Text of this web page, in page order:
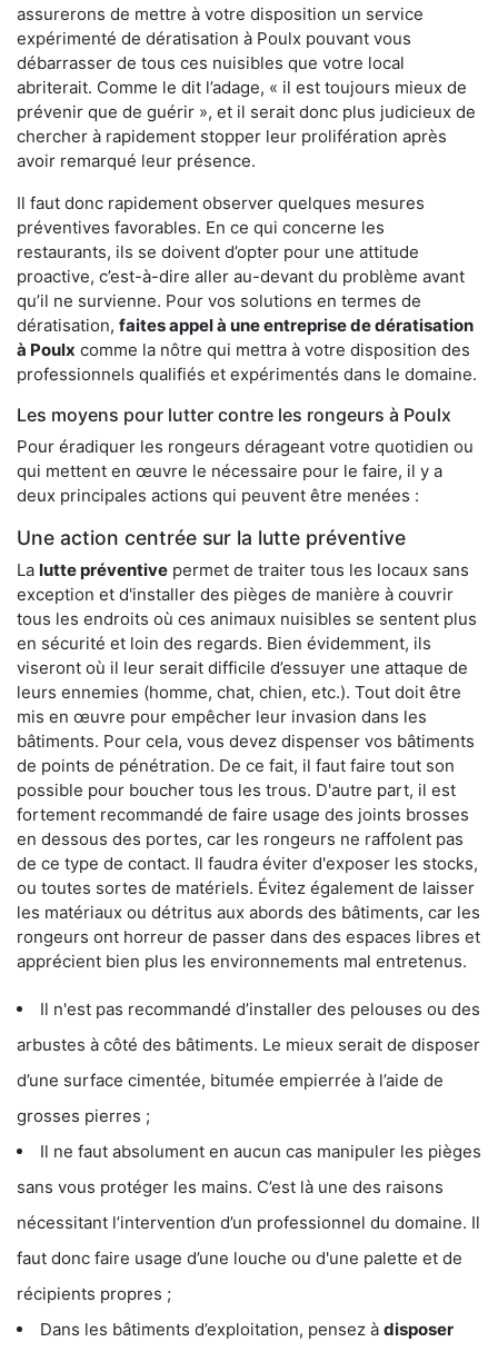
assurerons de mettre à votre disposition un service
expérimenté de dératisation à Poulx pouvant vous
débarrasser de tous ces nuisibles que votre local
abriterait. Comme le dit l’adage, « il est toujours mieux de
prévenir que de guérir », et il serait donc plus judicieux de
chercher à rapidement stopper leur prolifération après
avoir remarqué leur présence.
Il faut donc rapidement observer quelques mesures
préventives favorables. En ce qui concerne les
restaurants, ils se doivent d’opter pour une attitude
proactive, c’est-à-dire aller au-devant du problème avant
qu’il ne survienne. Pour vos solutions en termes de
dératisation, faites appel à une entreprise de dératisation
à Poulx comme la nôtre qui mettra à votre disposition des
professionnels qualifiés et expérimentés dans le domaine.
Les moyens pour lutter contre les rongeurs à Poulx
Pour éradiquer les rongeurs dérageant votre quotidien ou
qui mettent en œuvre le nécessaire pour le faire, il y a
deux principales actions qui peuvent être menées :
Une action centrée sur la lutte préventive
La lutte préventive permet de traiter tous les locaux sans
exception et d'installer des pièges de manière à couvrir
tous les endroits où ces animaux nuisibles se sentent plus
en sécurité et loin des regards. Bien évidemment, ils
viseront où il leur serait difficile d’essuyer une attaque de
leurs ennemies (homme, chat, chien, etc.). Tout doit être
mis en œuvre pour empêcher leur invasion dans les
bâtiments. Pour cela, vous devez dispenser vos bâtiments
de points de pénétration. De ce fait, il faut faire tout son
possible pour boucher tous les trous. D'autre part, il est
fortement recommandé de faire usage des joints brosses
en dessous des portes, car les rongeurs ne raffolent pas
de ce type de contact. Il faudra éviter d'exposer les stocks,
ou toutes sortes de matériels. Évitez également de laisser
les matériaux ou détritus aux abords des bâtiments, car les
rongeurs ont horreur de passer dans des espaces libres et
apprécient bien plus les environnements mal entretenus.
Il n'est pas recommandé d’installer des pelouses ou des
arbustes à côté des bâtiments. Le mieux serait de disposer
d’une surface cimentée, bitumée empierrée à l’aide de
grosses pierres ;
Il ne faut absolument en aucun cas manipuler les pièges
sans vous protéger les mains. C’est là une des raisons
nécessitant l’intervention d’un professionnel du domaine. Il
faut donc faire usage d’une louche ou d'une palette et de
récipients propres ;
Dans les bâtiments d’exploitation, pensez à disposer